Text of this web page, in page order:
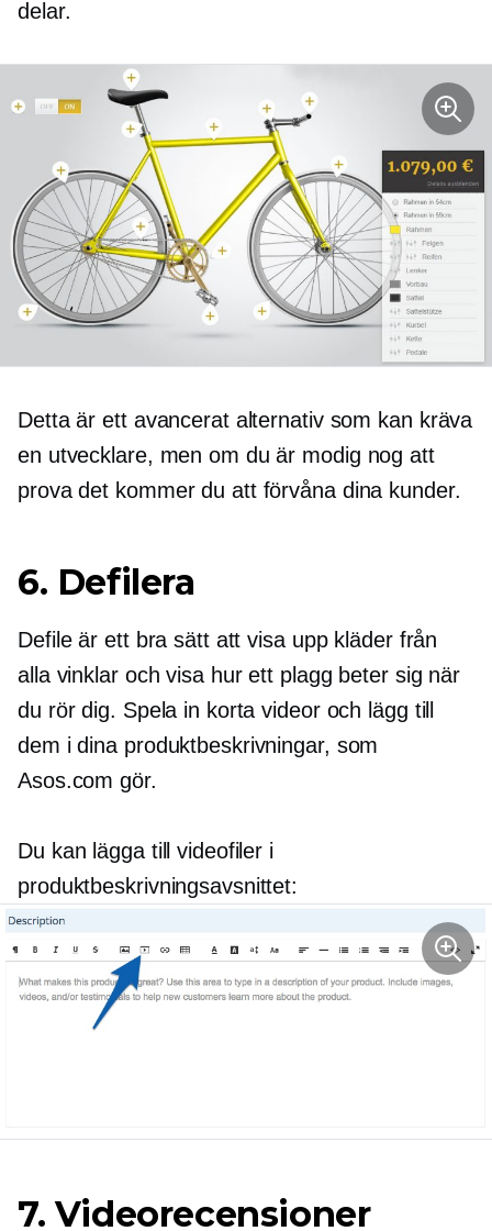
delar.
Detta är ett avancerat alternativ som kan kräva
en utvecklare, men om du är modig nog att
prova det kommer du att förvåna dina kunder.
6. Defilera
Defile är ett bra sätt att visa upp kläder från
alla vinklar och visa hur ett plagg beter sig när
du rör dig. Spela in korta videor och lägg till
dem i dina produktbeskrivningar, som
Asos.com gör.
Du kan lägga till videofiler i
produktbeskrivningsavsnittet:
7. Videorecensioner